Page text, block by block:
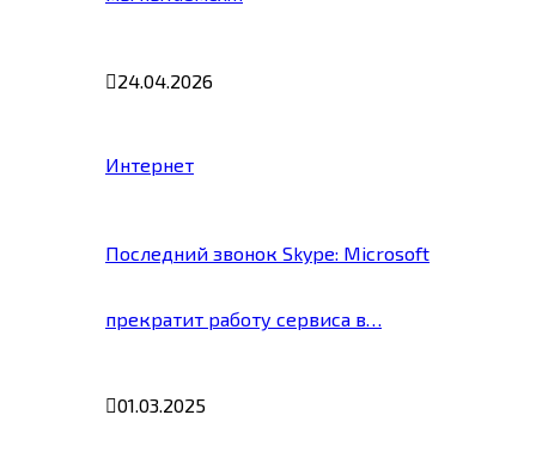
24.04.2026
Интернет
Последний звонок Skype: Microsoft
прекратит работу сервиса в…
01.03.2025